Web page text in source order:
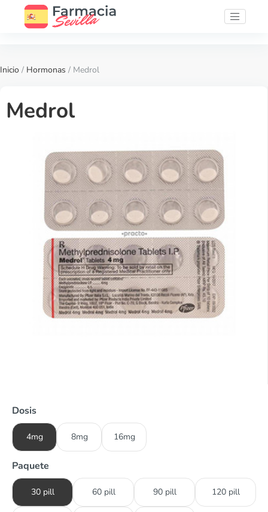
Inicio / Hormonas / Medrol
Medrol
Dosis
4mg 8mg 16mg
Paquete
30 pill 60 pill 90 pill 120 pill